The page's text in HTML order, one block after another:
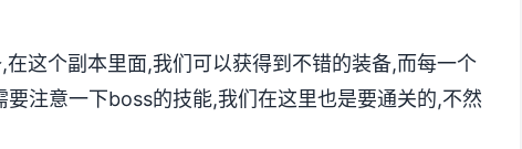
这个副本里面,我们可以获得到不错的装备,而每一个
注意一下boss的技能,我们在这里也是要通关的,不然